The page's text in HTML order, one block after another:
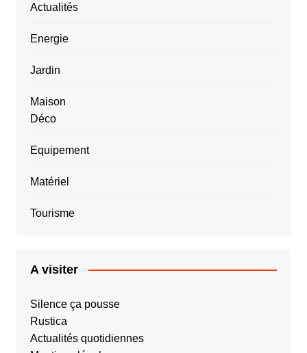
Actualités
Energie
Jardin
Maison
Déco
Equipement
Matériel
Tourisme
A visiter
Silence ça pousse
Rustica
Actualités quotidiennes